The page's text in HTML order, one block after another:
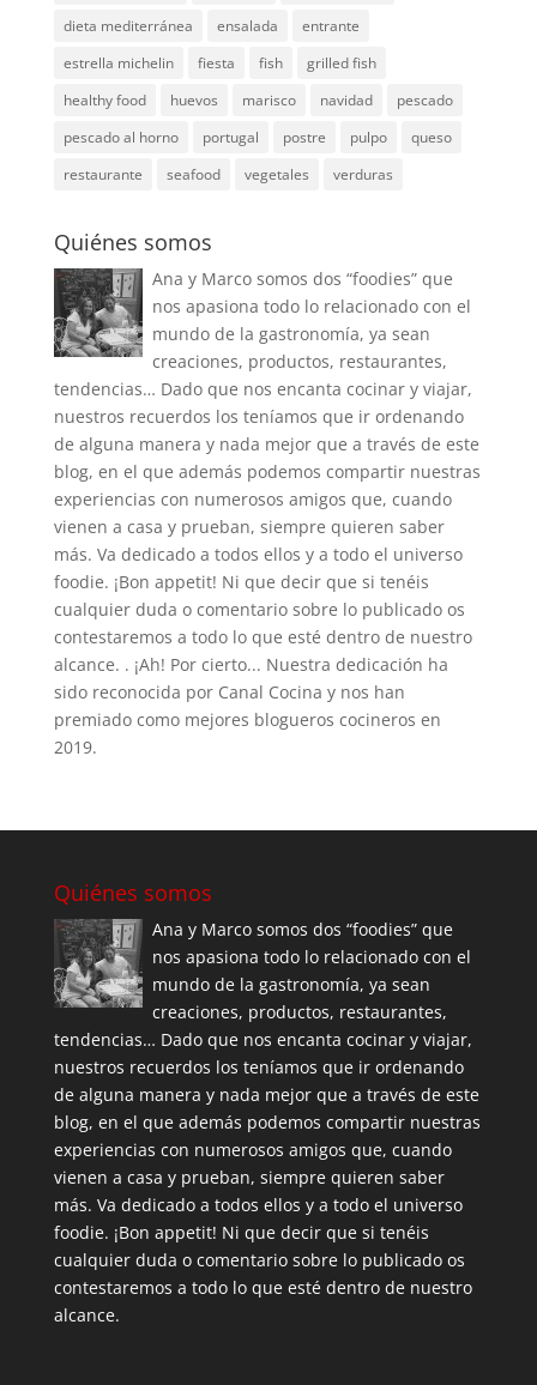
dieta mediterránea
ensalada
entrante
estrella michelin
fiesta fish
grilled fish
healthy food
huevos marisco navidad
pescado
pescado al horno
portugal postre pulpo
queso
restaurante
seafood vegetales verduras
Quiénes somos
Ana y Marco somos dos “foodies” que
nos apasiona todo lo relacionado con el
mundo de la gastronomía, ya sean
creaciones, productos, restaurantes,
tendencias… Dado que nos encanta cocinar y viajar,
nuestros recuerdos los teníamos que ir ordenando
de alguna manera y nada mejor que a través de este
blog, en el que además podemos compartir nuestras
experiencias con numerosos amigos que, cuando
vienen a casa y prueban, siempre quieren saber
más. Va dedicado a todos ellos y a todo el universo
foodie. ¡Bon appetit! Ni que decir que si tenéis
cualquier duda o comentario sobre lo publicado os
contestaremos a todo lo que esté dentro de nuestro
alcance. . ¡Ah! Por cierto... Nuestra dedicación ha
sido reconocida por Canal Cocina y nos han
premiado como mejores blogueros cocineros en
2019.
Quiénes somos
Ana y Marco somos dos “foodies” que
nos apasiona todo lo relacionado con el
mundo de la gastronomía, ya sean
creaciones, productos, restaurantes,
tendencias… Dado que nos encanta cocinar y viajar,
nuestros recuerdos los teníamos que ir ordenando
de alguna manera y nada mejor que a través de este
blog, en el que además podemos compartir nuestras
experiencias con numerosos amigos que, cuando
vienen a casa y prueban, siempre quieren saber
más. Va dedicado a todos ellos y a todo el universo
foodie. ¡Bon appetit! Ni que decir que si tenéis
cualquier duda o comentario sobre lo publicado os
contestaremos a todo lo que esté dentro de nuestro
alcance.